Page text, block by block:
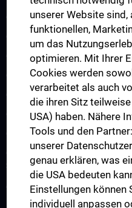
Arbeitsgruppe Epilepsie
Arbeitsgruppe für Idiopathische
Arbeitsgruppe für Neurogenetik
Arbeitsgruppe für
Arbeitsgruppe für
Arbeitsgruppe für Neuroonkologie
Arbeitsgruppe Neuropsychologie
Arbeitsgruppe für
Störungen
Arbeitsgruppe für Schwindel-
unserer Website sind,
funktionellen,
um das
optimieren. Mit Ihrer
Cookies werden
verarbeitet als auch
die ihren Sitz
USA) haben. Nähere
Tools und den
unserer
genau erklären, was
die USA bedeuten
Einstellungen können
individuell anpassen